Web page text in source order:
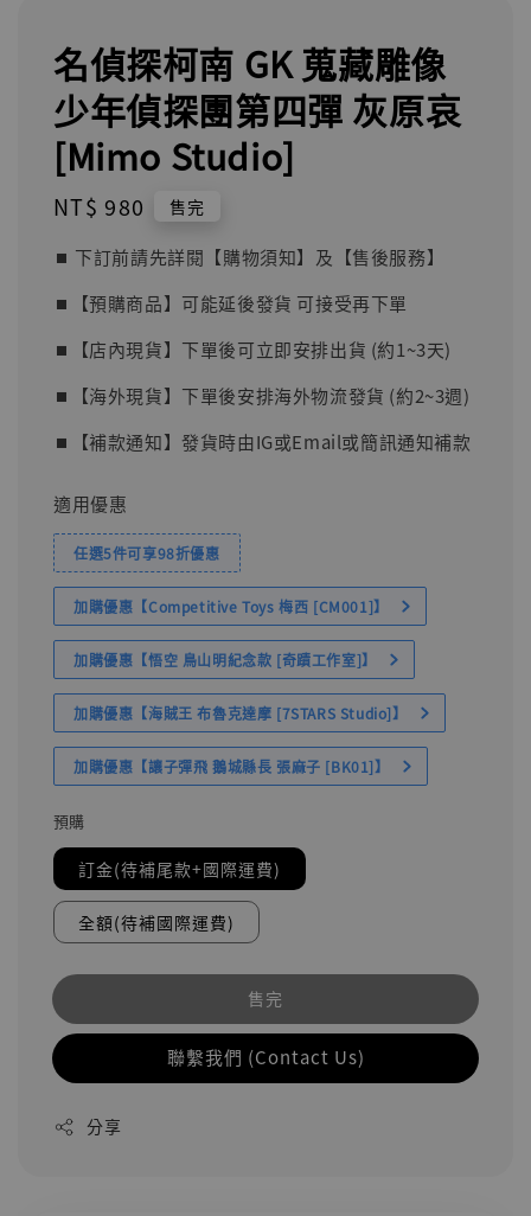
名偵探柯南 GK 蒐藏雕像
少年偵探團第四彈 灰原哀
[Mimo Studio]
Regular
NT$ 980 售完
⏹︎ 下訂前請先詳閱【購物須知】及【售後服務】
⏹︎【預購商品】可能延後發貨 可接受再下單
⏹︎【店內現貨】下單後可立即安排出貨 (約1~3天)
⏹︎【海外現貨】下單後安排海外物流發貨 (約2~3週)
⏹︎【補款通知】發貨時由IG或Email或簡訊通知補款
適用優惠
任選5件可享98折優惠
加購優惠【Competitive Toys 梅西 [CM001]】
加購優惠【悟空 鳥山明紀念款 [奇蹟工作室]】
加購優惠【海賊王 布魯克達摩 [7STARS Studio]】
加購優惠【讓子彈飛 鵝城縣長 張麻子 [BK01]】
預購
訂金(待補尾款+國際運費)
全額(待補國際運費)
售完
聯繫我們 (Contact Us)
分享